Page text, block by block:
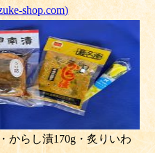
shop.com)
からし漬170g・炙りいわ